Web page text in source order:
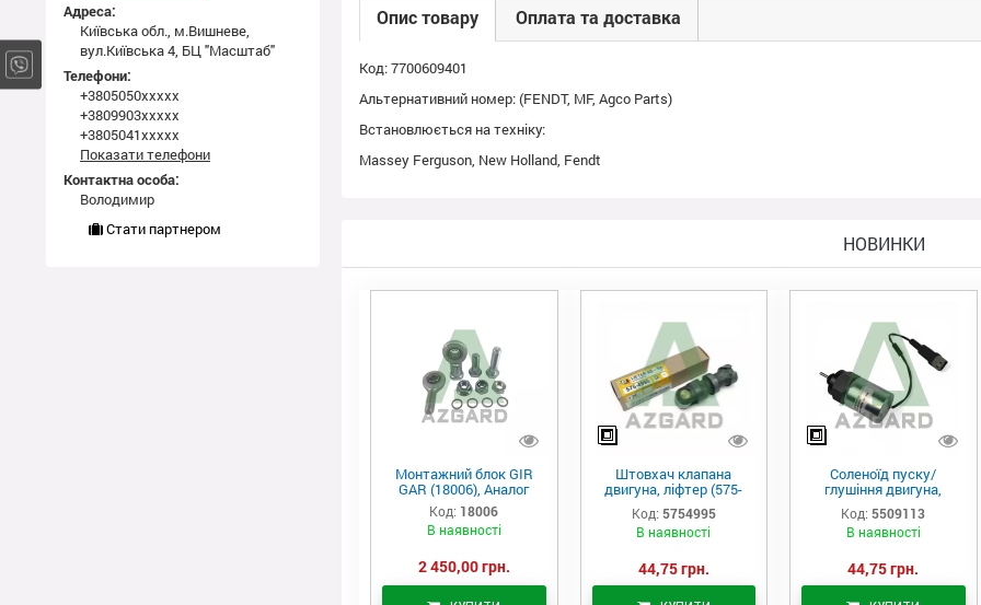
Опис товару Оплата та доставка
Код: 7700609401
Альтернативний номер: (FENDT, MF, Agco Parts)
Встановлюється на техніку:
Massey Ferguson, New Holland, Fendt
НОВИНКИ
Монтажний блок GIR
GAR (18006), Аналог
Код: 18006
В наявності
2 450,00 грн.
Штовхач клапана
двигуна, ліфтер (575-
4995)
Код: 5754995
В наявності
44,75 грн.
Соленоїд пуску/
глушіння двигуна,
актуатор (550-9113)
Код: 5509113
В наявності
44,75 грн.
Адреса:
Київська обл., м.Вишневе,
вул.Київська 4, БЦ "Масштаб"
Телефони:
+3805050xxxxx
+3809903xxxxx
+3805041xxxxx
Показати телефони
Контактна особа:
Володимир
Стати партнером